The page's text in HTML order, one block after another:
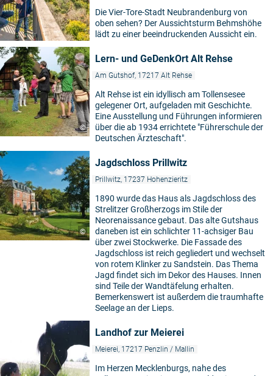
Die Vier-Tore-Stadt Neubrandenburg von
oben sehen? Der Aussichtsturm Behmshöhe
lädt zu einer beeindruckenden Aussicht ein.
©
Lern- und GeDenkOrt Alt Rehse
Am Gutshof, 17217 Alt Rehse
Alt Rehse ist ein idyllisch am Tollensesee
gelegener Ort, aufgeladen mit Geschichte.
Eine Ausstellung und Führungen informieren
über die ab 1934 errichtete "Führerschule der
Deutschen Ärzteschaft".
©
Jagdschloss Prillwitz
Prillwitz, 17237 Hohenzieritz
1890 wurde das Haus als Jagdschloss des
Strelitzer Großherzogs im Stile der
Neorenaissance gebaut. Das alte Gutshaus
daneben ist ein schlichter 11-achsiger Bau
über zwei Stockwerke. Die Fassade des
Jagdschloss ist reich gegliedert und wechselt
von rotem Klinker zu Sandstein. Das Thema
Jagd findet sich im Dekor des Hauses. Innen
sind Teile der Wandtäfelung erhalten.
Bemerkenswert ist außerdem die traumhafte
Seelage an der Lieps.
Landhof zur Meierei
Meierei, 17217 Penzlin / Mallin
Im Herzen Mecklenburgs, nahe des